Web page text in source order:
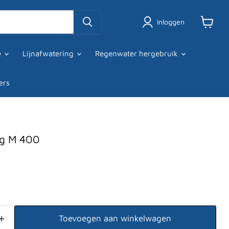
Inloggen
Lijnafwatering Regenwater hergebruik
M 400
Toevoegen aan winkelwagen